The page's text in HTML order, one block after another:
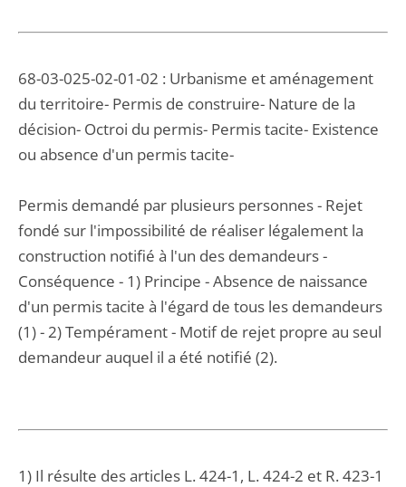
68-03-025-02-01-02 : Urbanisme et aménagement
du territoire- Permis de construire- Nature de la
décision- Octroi du permis- Permis tacite- Existence
ou absence d'un permis tacite-
Permis demandé par plusieurs personnes - Rejet
fondé sur l'impossibilité de réaliser légalement la
construction notifié à l'un des demandeurs -
Conséquence - 1) Principe - Absence de naissance
d'un permis tacite à l'égard de tous les demandeurs
(1) - 2) Tempérament - Motif de rejet propre au seul
demandeur auquel il a été notifié (2).
1) Il résulte des articles L. 424-1, L. 424-2 et R. 423-1